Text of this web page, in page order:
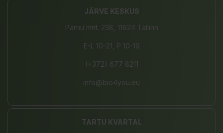
JÄRVE KESKUS
Pärnu mnt. 238, 11624 Tallinn
E-L 10-21, P 10-19
(+372) 677 8211
info@bio4you.eu
TARTU KVARTAL